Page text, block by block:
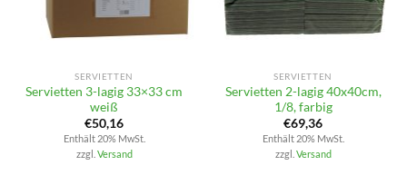
SERVIETTEN
Servietten 3-lagig 33×33 cm
weiß
€50,16
Enthält 20% MwSt.
zzgl. Versand
SERVIETTEN
Servietten 2-lagig 40x40cm,
1/8, farbig
€69,36
Enthält 20% MwSt.
zzgl. Versand